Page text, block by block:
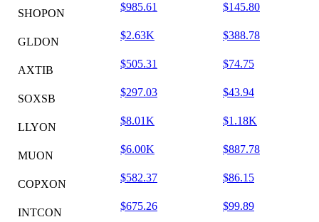
SHOPON
$985.61 $145.80
GLDON
$2.63K $388.78
AXTIB
$505.31 $74.75
SOXSB
$297.03 $43.94
LLYON
$8.01K $1.18K
MUON
$6.00K $887.78
COPXON
$582.37 $86.15
INTCON
$675.26 $99.89